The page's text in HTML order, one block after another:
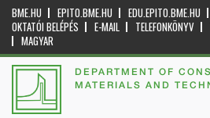
BME.HU EPITO.BME.HU EDU.EPITO.BME.HU
OKTATÓI BELÉPÉS
E-MAIL TELEFONKÖNYV
MAGYAR
DEPARTMENT OF
MATERIALS AND